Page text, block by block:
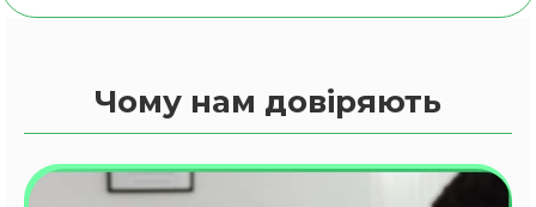
Чому нам довіряють